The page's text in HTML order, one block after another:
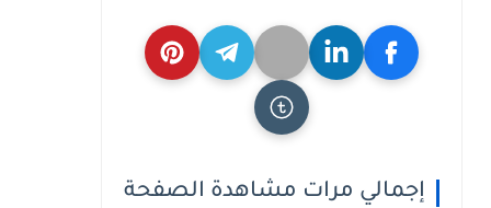
إجمالي مرات مشاهدة الصفحة